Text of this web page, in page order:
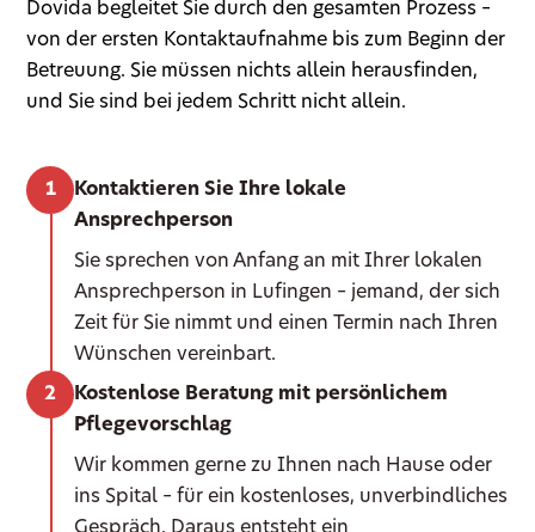
Dovida begleitet Sie durch den gesamten Prozess –
von der ersten Kontaktaufnahme bis zum Beginn der
Betreuung. Sie müssen nichts allein herausfinden,
und Sie sind bei jedem Schritt nicht allein.
Kontaktieren Sie Ihre lokale
Ansprechperson
Sie sprechen von Anfang an mit Ihrer lokalen
Ansprechperson in Lufingen – jemand, der sich
Zeit für Sie nimmt und einen Termin nach Ihren
Wünschen vereinbart.
Kostenlose Beratung mit persönlichem
Pflegevorschlag
Wir kommen gerne zu Ihnen nach Hause oder
ins Spital – für ein kostenloses, unverbindliches